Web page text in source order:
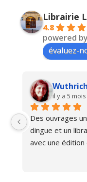
Librairie
4.8
powered by
évaluez-
il y a 5 mois
Des ouvrages
dingue et un
avec une